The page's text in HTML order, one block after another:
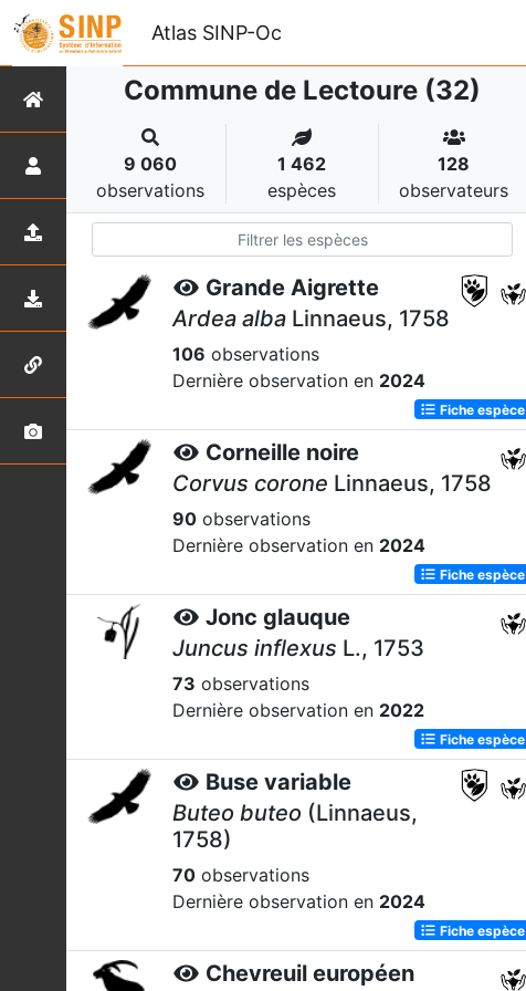
Atlas SINP-Oc
Commune de Lectoure (32)
9 060
observations
1 462
espèces
128
observateurs
Grande Aigrette
Ardea alba Linnaeus, 1758
106 observations
Dernière observation en 2024
Fiche espèce
Corneille noire
Corvus corone Linnaeus, 1758
90 observations
Dernière observation en 2024
Fiche espèce
Jonc glauque
Juncus inflexus L., 1753
73 observations
Dernière observation en 2022
Fiche espèce
Buse variable
Buteo buteo (Linnaeus,
1758)
70 observations
Dernière observation en 2024
Fiche espèce
Chevreuil européen